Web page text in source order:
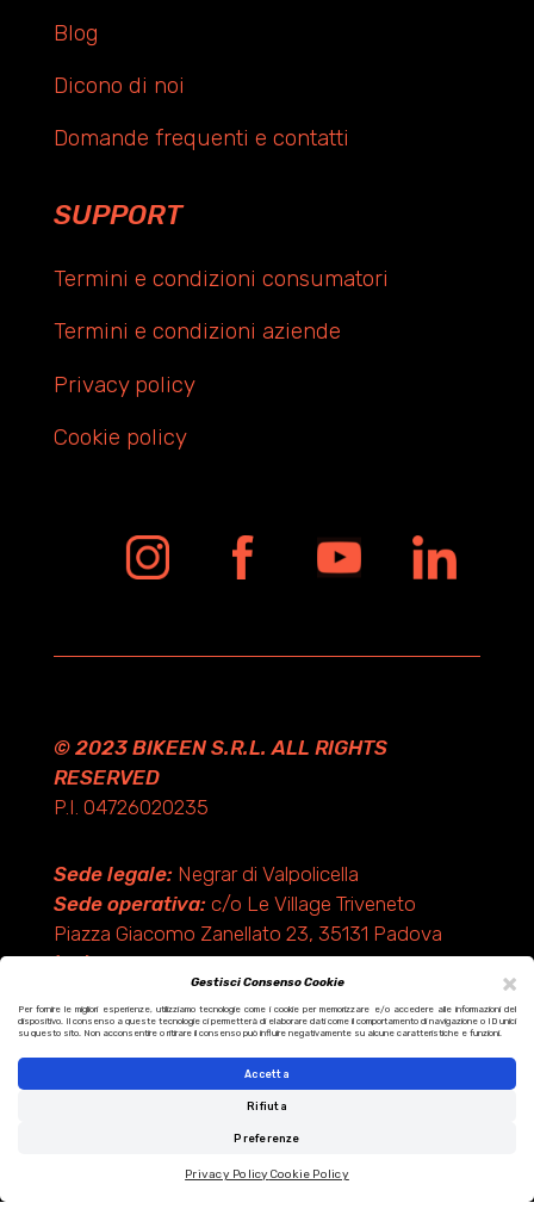
×
Gestisci Consenso Cookie
Per fornire le migliori esperienze, utilizziamo tecnologie come i cookie per memorizzare e/o accedere alle informazioni del
dispositivo. Il consenso a queste tecnologie ci permetterà di elaborare dati come il comportamento di navigazione o ID unici
su questo sito. Non acconsentire o ritirare il consenso può influire negativamente su alcune caratteristiche e funzioni.
Accetta
Rifiuta
Preferenze
Privacy PolicyCookie Policy
Blog
Dicono di noi
Domande frequenti e contatti
SUPPORT
Termini e condizioni consumatori
Termini e condizioni aziende
Privacy policy
Cookie policy
© 2023 BIKEEN S.R.L. ALL RIGHTS
RESERVED
P.I. 04726020235
Sede legale:Negrar di Valpolicella
Sede operativa:c/o Le Village Triveneto
Piazza Giacomo Zanellato 23, 35131 Padova
(PD)
Design by KF ADV
Development by Italix.net